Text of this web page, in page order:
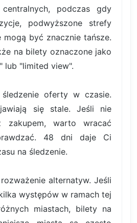
podczas gdy
podwyższone strefy
być znacznie tańsze.
na bilety oznaczone jako
lub "limited view".
oferty w czasie.
się stale. Jeśli nie
zakupem, warto wracać
48 dni daje Ci
na śledzenie.
alternatyw. Jeśli
występów w ramach tej
miastach, bilety na